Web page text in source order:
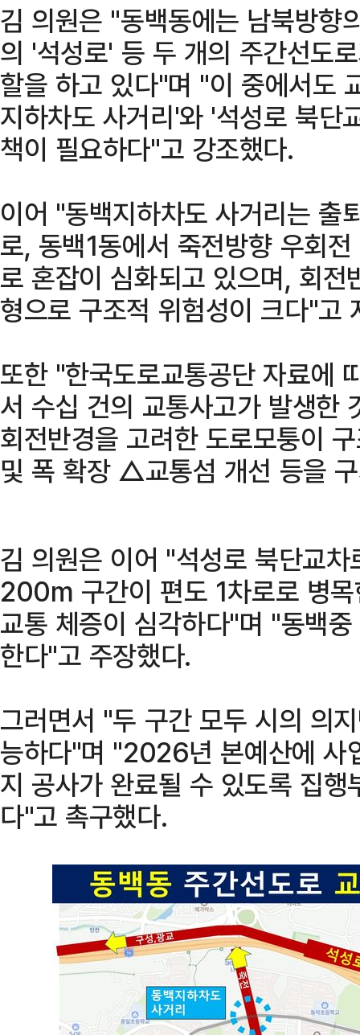
김 의원은 "동백동에는 남북방향
의 '석성로' 등 두 개의 주간선도
할을 하고 있다"며 "이 중에서도
지하차도 사거리'와 '석성로 북단
책이 필요하다"고 강조했다.
이어 "동백지하차도 사거리는 출
로, 동백1동에서 죽전방향 우회
로 혼잡이 심화되고 있으며, 회
형으로 구조적 위험성이 크다"고
또한 "한국도로교통공단 자료에
서 수십 건의 교통사고가 발생
회전반경을 고려한 도로모퉁이
및 폭 확장 △교통섬 개선 등을
김 의원은 이어 "석성로 북단교
200m 구간이 편도 1차로로 병
교통 체증이 심각하다"며 "동백
한다"고 주장했다.
그러면서 "두 구간 모두 시의 의
능하다"며 "2026년 본예산에 사
지 공사가 완료될 수 있도록 집
다"고 촉구했다.